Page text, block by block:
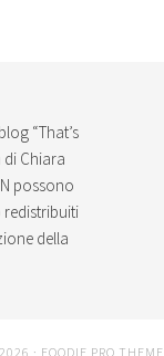
“That’s
Chiara
possono
della
· FOODIE PRO THEME